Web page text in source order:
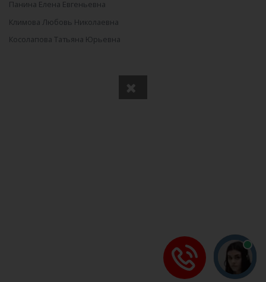
Панина Елена Евгеньевна
Климова Любовь Николаевна
Косолапова Татьяна Юрьевна